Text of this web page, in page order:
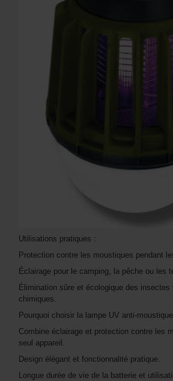
Utilisations pratiques :
Protection contre les moustiques pendant
Éclairage pour le camping, la pêche ou les
Élimination sûre et écologique des insectes
chimiques.
Pourquoi choisir la lampe UV anti-
Combine éclairage et protection contre les
seul appareil.
Design élégant et fonctionnalité pratique.
Longue durée de vie de la batterie et